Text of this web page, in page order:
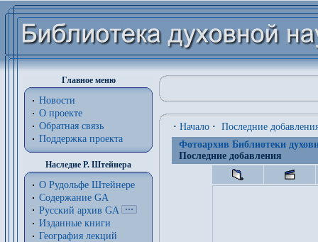
Главное меню
Новости
О проекте
Обратная связь
Поддержка проекта
Наследие Р. Штейнера
О Рудольфе Штейнере
Содержание GA
Русский архив GA
Изданные книги
География лекций
· Начало · Последние
Фотоархив Библиотеки
Последние добавления